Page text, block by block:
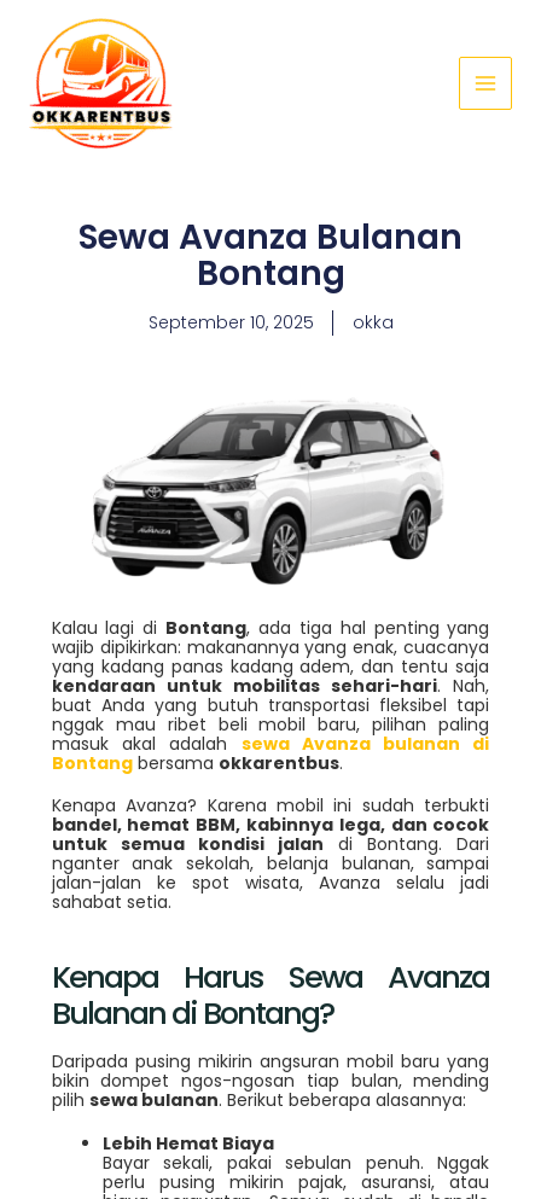
content
Menu
Sewa Avanza Bulanan
Bontang
September 10, 2025 okka
Kalau lagi di Bontang, ada tiga hal penting yang
wajib dipikirkan: makanannya yang enak, cuacanya
yang kadang panas kadang adem, dan tentu saja
kendaraan untuk mobilitas sehari-hari. Nah,
buat Anda yang butuh transportasi fleksibel tapi
nggak mau ribet beli mobil baru, pilihan paling
masuk akal adalah sewa Avanza bulanan di
Bontangbersama okkarentbus.
Kenapa Avanza? Karena mobil ini sudah terbukti
bandel, hemat BBM, kabinnya lega, dan cocok
untuk semua kondisi jalan di Bontang. Dari
nganter anak sekolah, belanja bulanan, sampai
jalan-jalan ke spot wisata, Avanza selalu jadi
sahabat setia.
Kenapa Harus Sewa Avanza
Bulanan di Bontang?
Daripada pusing mikirin angsuran mobil baru yang
bikin dompet ngos-ngosan tiap bulan, mending
pilih sewa bulanan. Berikut beberapa alasannya:
Lebih Hemat Biaya
Bayar sekali, pakai sebulan penuh. Nggak
perlu pusing mikirin pajak, asuransi, atau